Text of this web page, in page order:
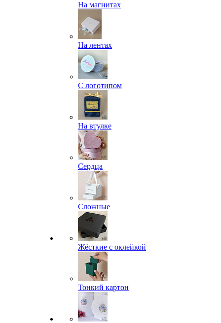
На магнитах
На лентах
С логотипом
На втулке
Сердца
Сложные
Жёсткие с оклейкой
Тонкий картон